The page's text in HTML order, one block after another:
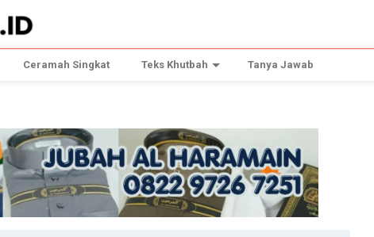
Ceramah Singkat Teks Khutbah Tanya Jawab